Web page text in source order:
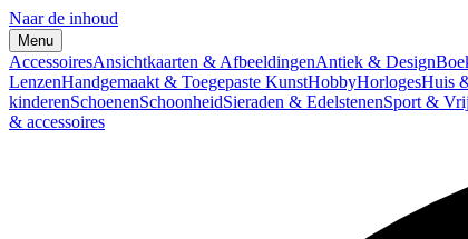
Naar de inhoud
Menu
AccessoiresAnsichtkaarten & AfbeeldingenAntiek & Design
LenzenHandgemaakt & Toegepaste KunstHobbyHorlogesHuis
kinderenSchoenenSchoonheidSieraden & EdelstenenSport &
& accessoires